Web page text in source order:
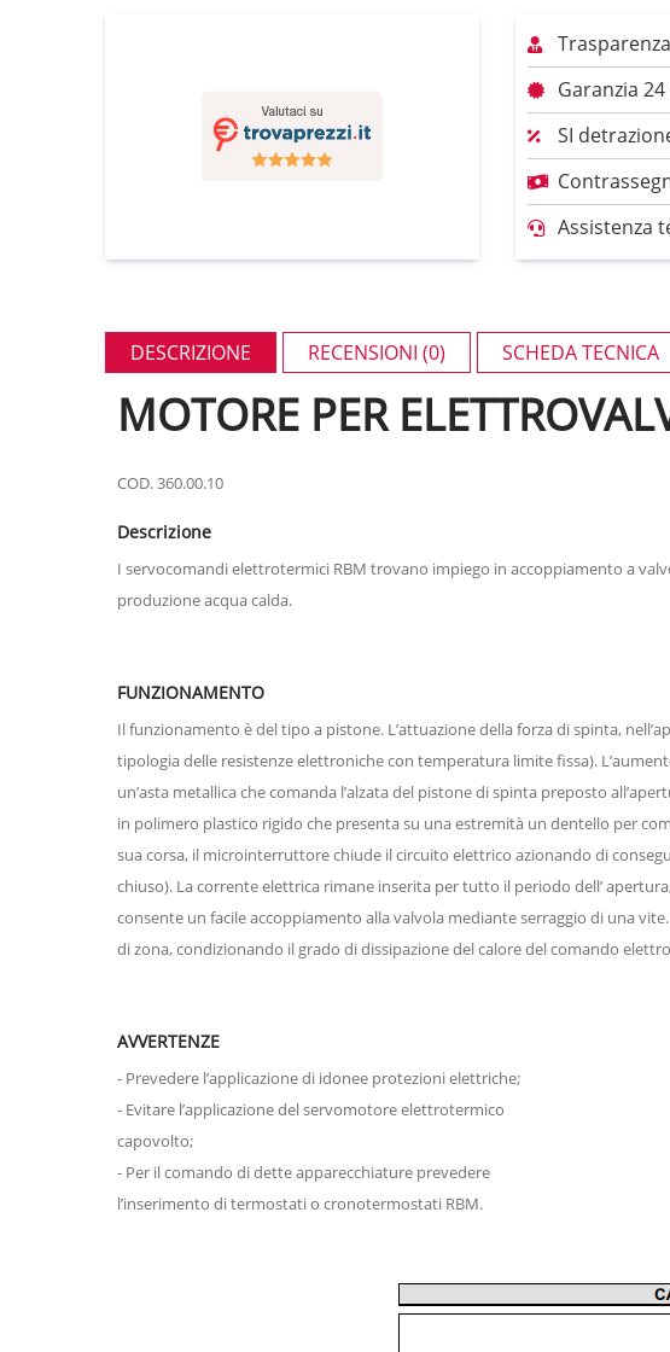
Garanzia
SI
Assistenza
DESCRIZIONE RECENSIONI (0) SCHEDA TECNICA
MOTORE PER
COD. 360.00.10
Descrizione
I servocomandi elettrotermici RBM trovano impiego in accoppiamento a
produzione acqua calda.
FUNZIONAMENTO
Il funzionamento è del tipo a pistone. L’attuazione della forza di spinta,
tipologia delle resistenze elettroniche con temperatura limite fissa).
un’asta metallica che comanda l’alzata del pistone di spinta preposto
in polimero plastico rigido che presenta su una estremità un dentello per
sua corsa, il microinterruttore chiude il circuito elettrico azionando di
chiuso). La corrente elettrica rimane inserita per tutto il periodo dell’
consente un facile accoppiamento alla valvola mediante serraggio di una
di zona, condizionando il grado di dissipazione del calore del comando
AVVERTENZE
- Prevedere l’applicazione di idonee protezioni elettriche;
- Evitare l’applicazione del servomotore elettrotermico
capovolto;
- Per il comando di dette apparecchiature prevedere
l’inserimento di termostati o cronotermostati RBM.